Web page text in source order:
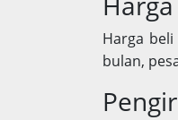
Harga
bulan,